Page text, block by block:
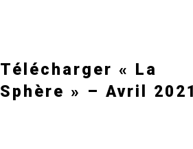
Télécharger « La
Sphère » – Avril 2021